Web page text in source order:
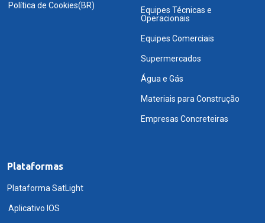
Política de Cookies(BR)
Equipes Técnicas e
Operacionais
Equipes Comerciais
Supermercados
Água e Gás
Materiais para Construção
Empresas Concreteiras
Plataformas
Plataforma SatLight
Aplicativo IOS